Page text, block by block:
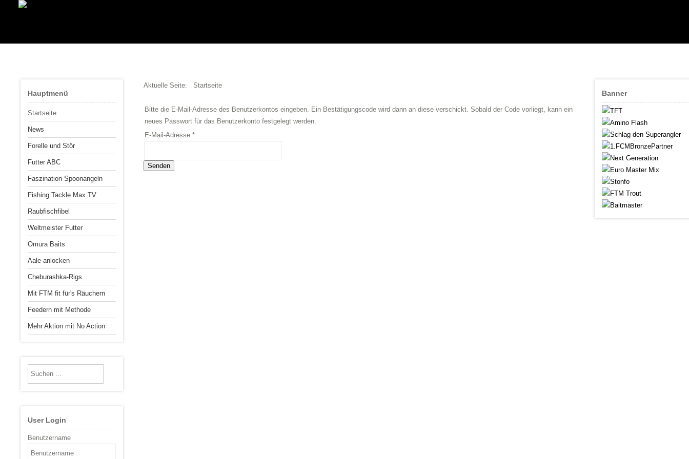
Hauptmenü
Startseite
News
Forelle und Stör
Futter ABC
Faszination Spoonangeln
Fishing Tackle Max TV
Raubfischfibel
Weltmeister Futter
Omura Baits
Aale anlocken
Cheburashka-Rigs
Mit FTM fit für's Räuchern
Feedern mit Methode
Mehr Aktion mit No Action
User Login
Benutzername
Banner
Aktuelle Seite: Startseite
Bitte die E-Mail-Adresse des Benutzerkontos eingeben. Ein Bestätigungscode wird dann an diese verschickt. Sobald der Code vorliegt, kann ein
neues Passwort für das Benutzerkonto festgelegt werden.
E-Mail-Adresse *
Senden